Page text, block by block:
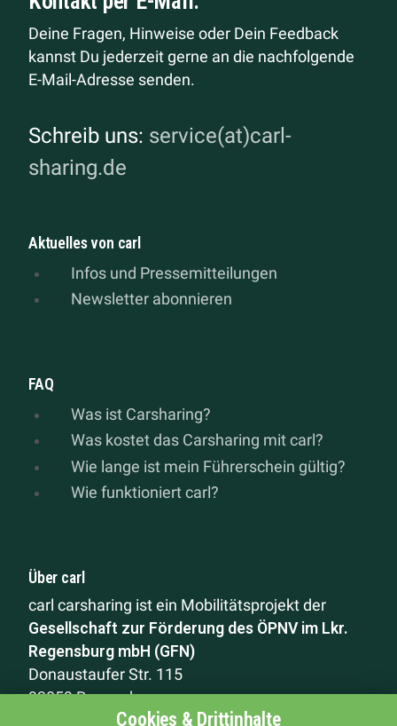
Deine Fragen, Hinweise oder Dein Feedback
kannst Du jederzeit gerne an die nachfolgende
E-Mail-Adresse senden.
Schreib uns: service(at)carl-
sharing.de
Aktuelles von carl
Infos und Pressemitteilungen
Newsletter abonnieren
FAQ
Was ist Carsharing?
Was kostet das Carsharing mit carl?
Wie lange ist mein Führerschein gültig?
Wie funktioniert carl?
Über carl
carl carsharing ist ein Mobilitätsprojekt der
Gesellschaft zur Förderung des ÖPNV im Lkr.
Regensburg mbH (GFN)
Donaustaufer Str. 115
93059 Regensburg
Cookies & Drittinhalte